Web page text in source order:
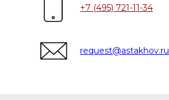
request@astakhov.ru
+7 (495) 721-11-34